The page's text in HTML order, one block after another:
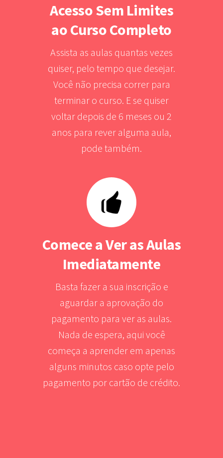
Acesso Sem Limites
ao Curso Completo
Assista as aulas quantas vezes
quiser, pelo tempo que desejar.
Você não precisa correr para
terminar o curso. E se quiser
voltar depois de 6 meses ou 2
anos para rever alguma aula,
pode também.
Comece a Ver as Aulas
Imediatamente
Basta fazer a sua inscrição e
aguardar a aprovação do
pagamento para ver as aulas.
Nada de espera, aqui você
começa a aprender em apenas
alguns minutos caso opte pelo
pagamento por cartão de crédito.